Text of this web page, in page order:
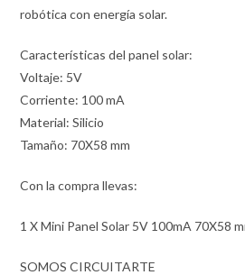
robótica con energía solar.
Características del panel solar:
Voltaje: 5V
Corriente: 100 mA
Material: Silicio
Tamaño: 70X58 mm
Con la compra llevas:
1 X Mini Panel Solar 5V 100mA 70X58
SOMOS CIRCUITARTE